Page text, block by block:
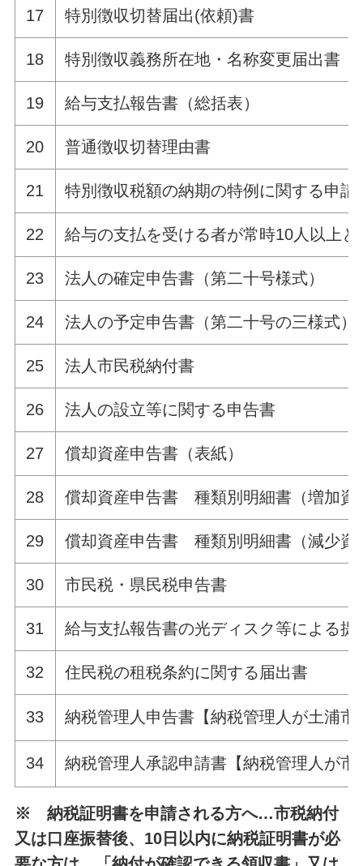
17 特別徴収切替届出(依頼)書
18 特別徴収義務所在地・名称変更届出書
19 給与支払報告書（総括表）
20 普通徴収切替理由書
21 特別徴収税額の納期の特例に関する申請
22 給与の支払を受ける者が常時10人以上
23 法人の確定申告書（第二十号様式）
24 法人の予定申告書（第二十号の三様式）
25 法人市民税納付書
26 法人の設立等に関する申告書
27 償却資産申告書（表紙）
28 償却資産申告書 種類別明細書（増加資
29 償却資産申告書 種類別明細書（減少資
30 市民税・県民税申告書
31 給与支払報告書の光ディスク等による提
32 住民税の租税条約に関する届出書
33 納税管理人申告書【納税管理人が土浦市
34 納税管理人承認申請書【納税管理人が市
※ 納税証明書を申請される方へ…市税納付
又は口座振替後、10日以内に納税証明書が必